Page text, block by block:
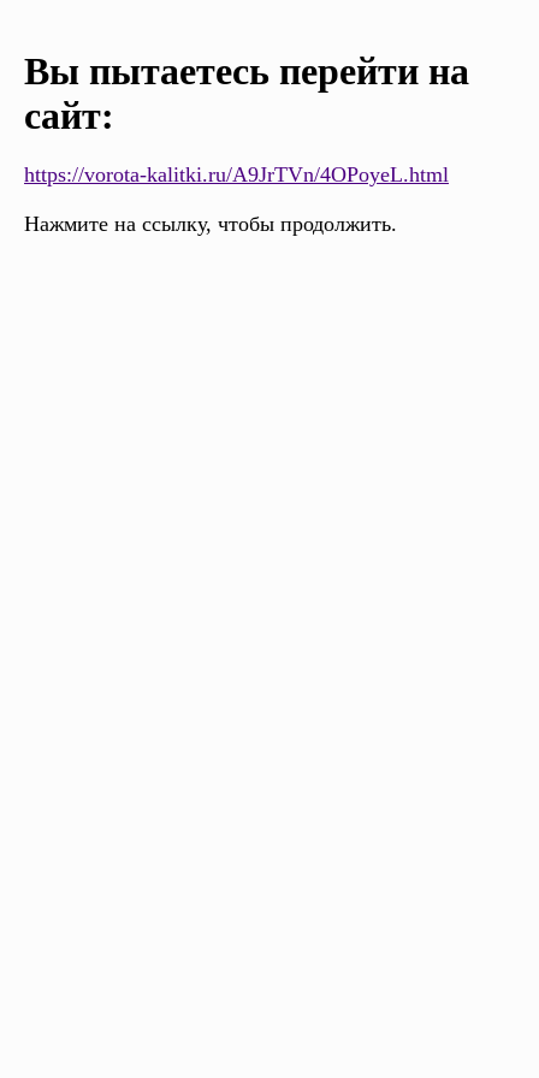
Вы пытаетесь перейти на
сайт:
https://vorota-kalitki.ru/A9JrTVn/4OPoyeL.html
Нажмите на ссылку, чтобы продолжить.